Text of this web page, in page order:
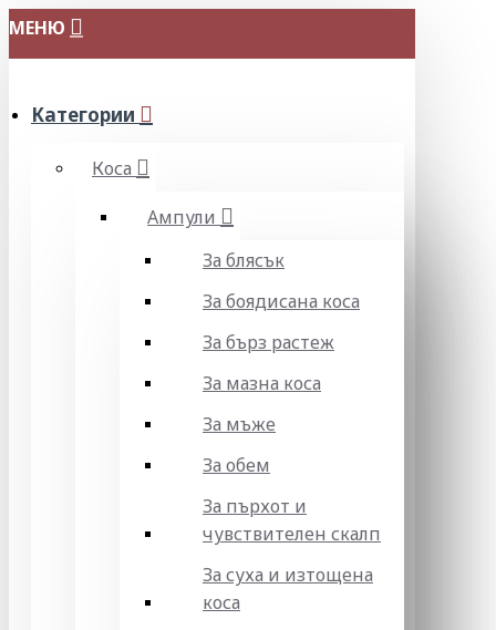
МЕНЮ
Категории
Коса
Ампули
За блясък
За боядисана коса
За бърз растеж
За мазна коса
За мъже
За обем
За пърхот и
чувствителен скалп
За суха и изтощена
коса